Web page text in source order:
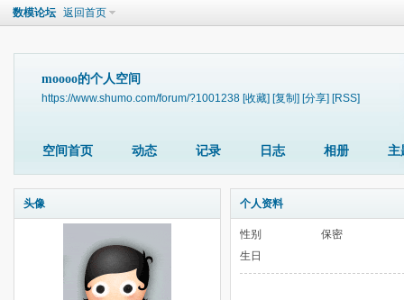
数模论坛 返回首页
moooo的个人空间
https://www.shumo.com/forum/?1001238 [收藏] [复制] [分享] [RSS]
空间首页 动态 记录 日志 相册 主
头像 个人资料
性别
保密
生日